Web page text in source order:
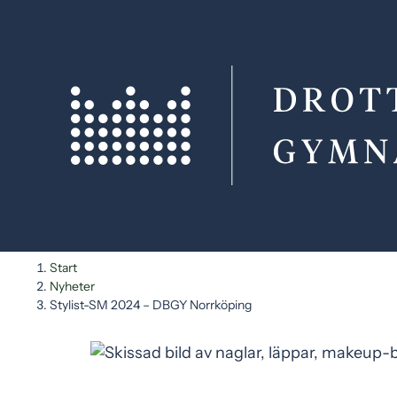
Start
Nyheter
Stylist-SM 2024 – DBGY Norrköping